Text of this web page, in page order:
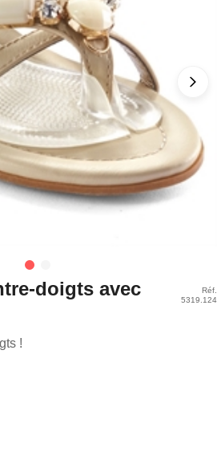
doigts avec
!
Réf.
5319.124